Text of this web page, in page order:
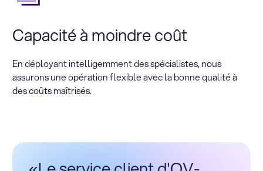
Capacité à moindre coût
En déployant intelligemment des spécialistes, nous
assurons une opération flexible avec la bonne qualité à
des coûts maîtrisés.